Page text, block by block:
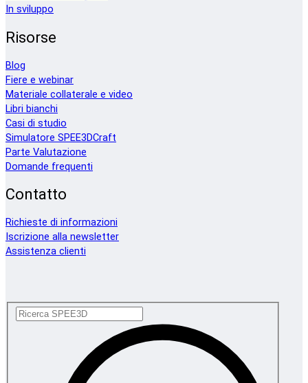
In sviluppo
Risorse
Blog
Fiere e webinar
Materiale collaterale e video
Libri bianchi
Casi di studio
Simulatore SPEE3DCraft
Parte Valutazione
Domande frequenti
Contatto
Richieste di informazioni
Iscrizione alla newsletter
Assistenza clienti